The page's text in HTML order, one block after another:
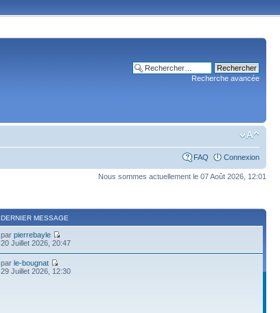
Recherche avancée
FAQ Connexion
Nous sommes actuellement le 07 Août 2026, 12:01
DERNIER MESSAGE
parpierrebayle
20 Juillet 2026, 20:47
parle-bougnat
29 Juillet 2026, 12:30